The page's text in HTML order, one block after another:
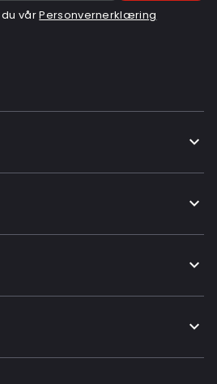
vårPersonvernerklæring